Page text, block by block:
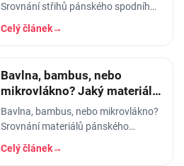
Srovnání střihů pánského spodního
prádla - pohodlí, opora, pod jaké
kalhoty a na jakou příležitost se
Celý článek→
Bavlna, bambus, nebo
mikrovlákno? Jaký materiál
pánského prádla vybrat
Bavlna, bambus, nebo mikrovlákno?
Srovnání materiálů pánského
spodního prádla - prodyšnost,
savost, trvanlivost a pro koho se
Celý článek→